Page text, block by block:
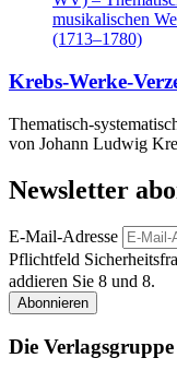
Krebs-Werke-
Thematisch-
von Johann Ludwig
Newsletter
E-Mail-Adresse
Pflichtfeld
addieren Sie 8 und 8.
Abonnieren
Die